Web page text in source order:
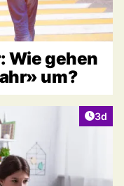
Wie gehen
um?
3d